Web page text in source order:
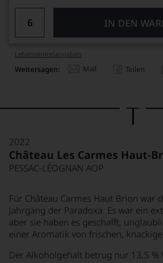
IN DEN
Lebensmittel­angaben
Weitersagen: Mail Teilen
2022
Château Les Carmes Haut-
PESSAC-LÉOGNAN AOP
Für Château Carmes Haut Brion war
Jahrgang der Paradoxa. Es war ein
aber sie haben es geschafft,
einer Aromatik von frischen,
Der Alkoholgehalt betrug nur 13,5 %